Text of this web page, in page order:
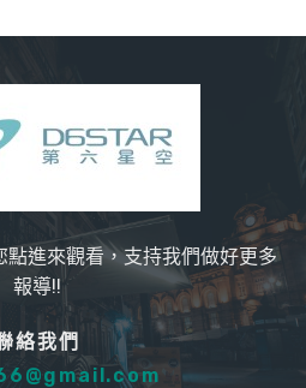
進來觀看，支持我們做好更多
報導!!
絡我們